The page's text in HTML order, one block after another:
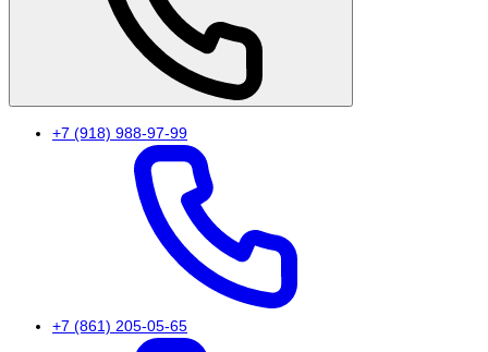
+7 (918) 988-97-99
+7 (861) 205-05-65